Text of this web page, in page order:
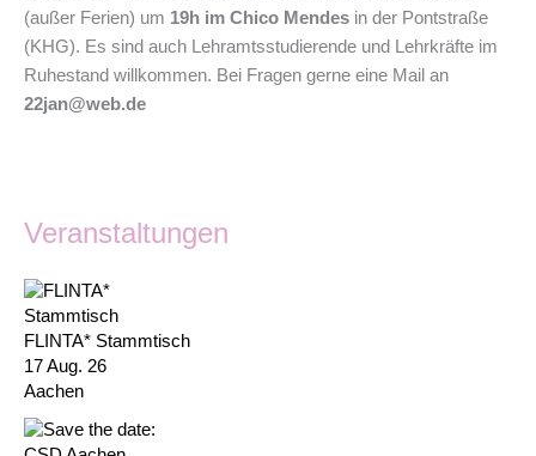
(außer Ferien) um 19h im Chico Mendes in der Pontstraße
(KHG). Es sind auch Lehramtsstudierende und Lehrkräfte im
Ruhestand willkommen. Bei Fragen gerne eine Mail an
22jan@web.de
Veranstaltungen
FLINTA* Stammtisch
17 Aug. 26
Aachen